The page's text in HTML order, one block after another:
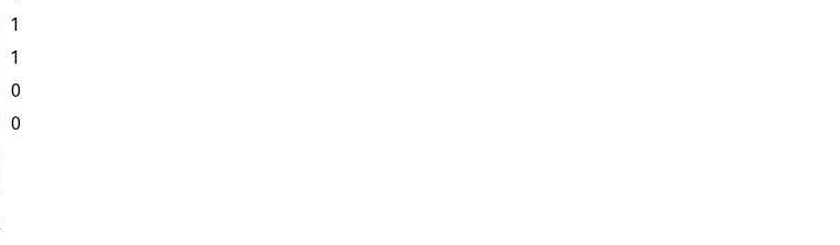
1
1
0
0